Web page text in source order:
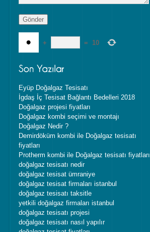
+ = 10
Eyüp Doğalgaz Tesisatı
İgdaş İç Tesisat Bağlantı Bedelleri 2018
Doğalgaz projesi fiyatları
Doğalgaz kombi seçimi ve montajı
Doğalgaz Nedir ?
Demirdöküm kombi ile Doğalgaz tesisatı
fiyatları
Protherm kombi ile Doğalgaz tesisatı fiyatları
doğalgaz tesisatı nedir
doğalgaz tesisat ümraniye
doğalgaz tesisat firmaları istanbul
doğalgaz tesisatı taksitle
yetkili doğalgaz firmaları istanbul
doğalgaz tesisatı projesi
doğalgaz tesisatı nasıl yapılır